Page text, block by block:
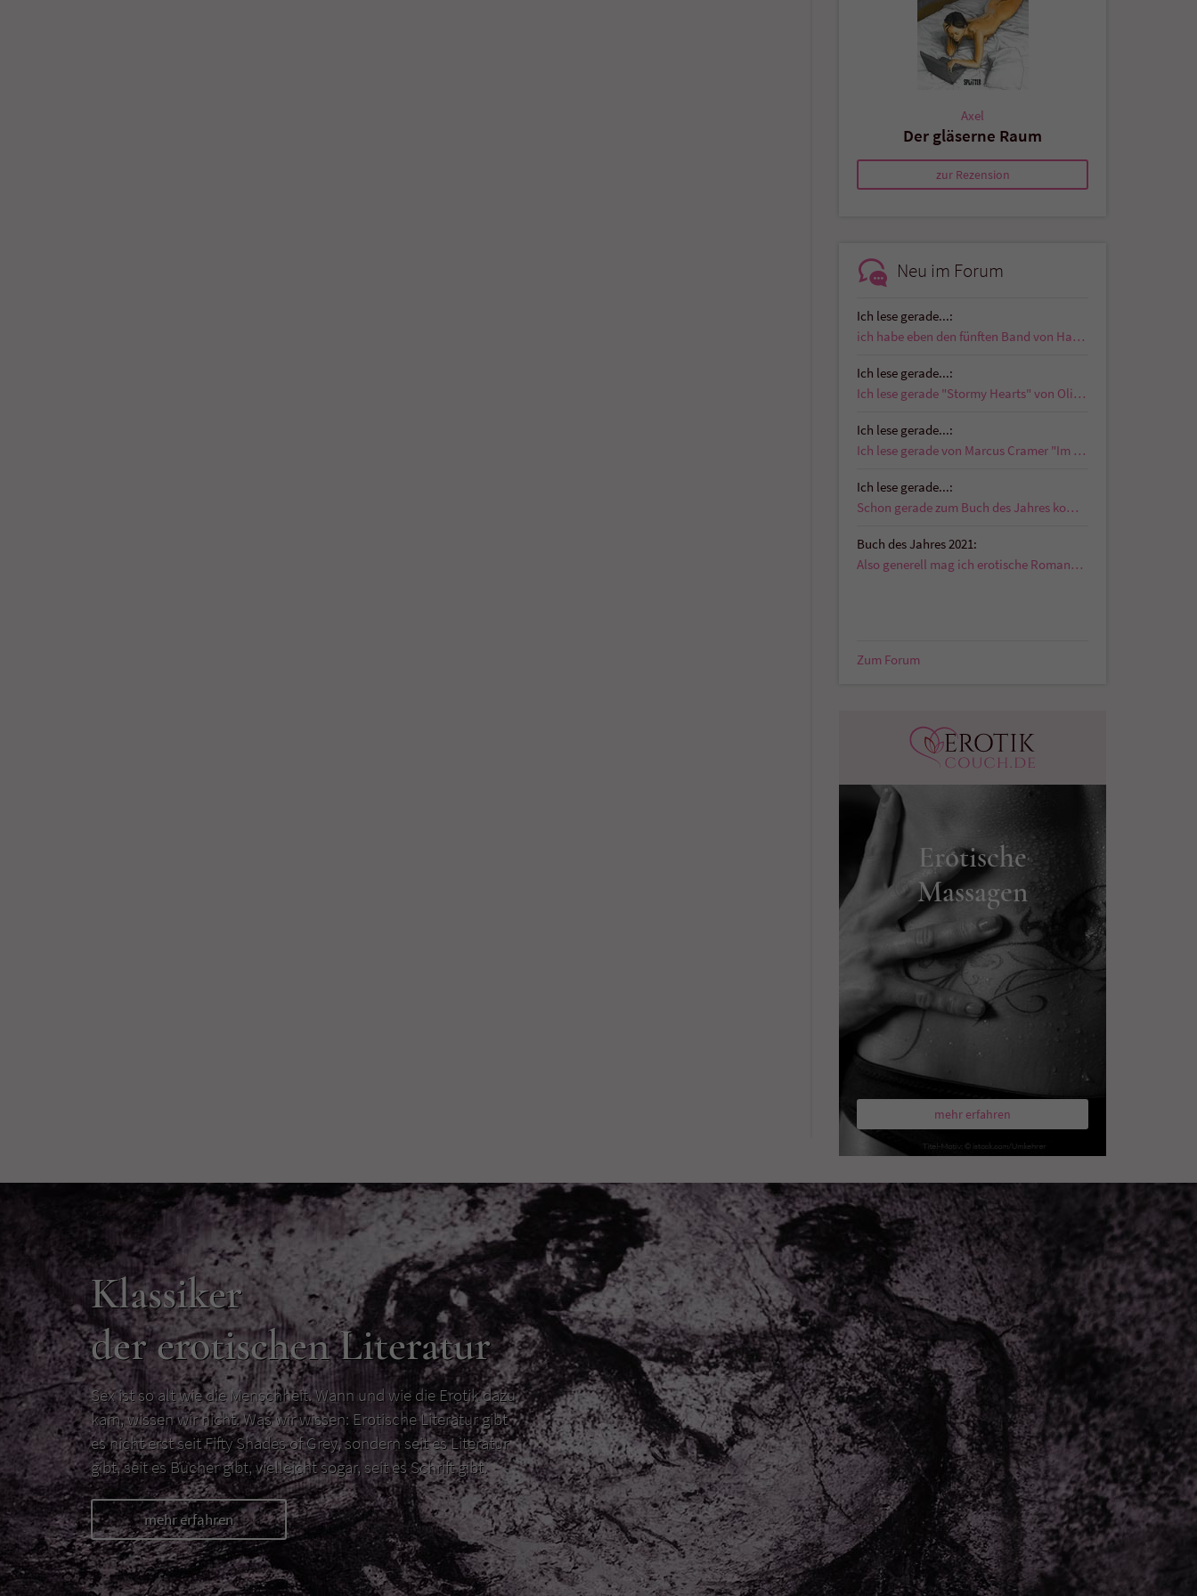
Axel
Der gläserne Raum
zur Rezension
Neu im Forum
Ich lese gerade...:
ich habe eben den fünften Band von Hardboiled…
Ich lese gerade...:
Ich lese gerade "Stormy Hearts" von Olivia J. Gray…
Ich lese gerade...:
Ich lese gerade von Marcus Cramer "Im Schatten der…
Ich lese gerade...:
Schon gerade zum Buch des Jahres kommentiert:…
Buch des Jahres 2021:
Also generell mag ich erotische Romane die auch…
Zum Forum
Erotische
Massagen
mehr erfahren
Klassiker
der erotischen Literatur
Sex ist so alt wie die Menschheit. Wann und wie die Erotik dazu
kam, wissen wir nicht. Was wir wissen: Erotische Literatur gibt
es nicht erst seit Fifty Shades of Grey, sondern seit es Literatur
gibt, seit es Bücher gibt, vielleicht sogar, seit es Schrift gibt.
mehr erfahren